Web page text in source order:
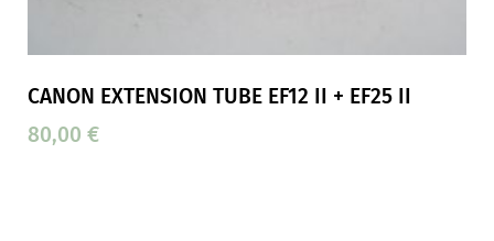
CANON EXTENSION TUBE EF12 II + EF25 II
80,00 €